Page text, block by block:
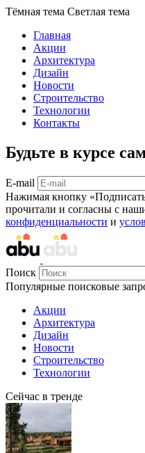
Тёмная тема Светлая тема
Главная
Акции
Архитектура
Дизайн
Новости
Строительство
Технологии
Контакты
Будьте в курсе
E-mail
Нажимая кнопку
прочитали и согласны с
конфиденциальности и
Поиск
Популярные поисковые
Акции
Архитектура
Дизайн
Новости
Строительство
Технологии
Сейчас в тренде